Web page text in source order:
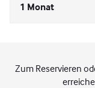
1 Monat
Zum Reservieren